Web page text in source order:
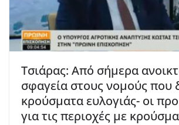
Τσιάρας: Από σήμερα
σφαγεία στους νομούς που
κρούσματα ευλογιάς- οι
για τις περιοχές με